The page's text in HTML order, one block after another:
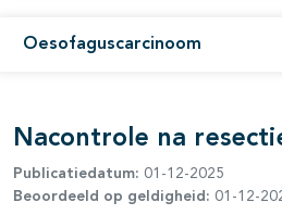
Oesofaguscarcinoom
Nacontrole na
Publicatiedatum: 01-12-2025
Beoordeeld op geldigheid: 01-12-